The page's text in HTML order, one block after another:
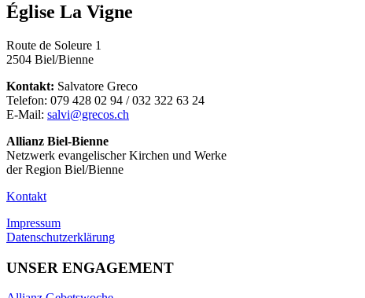
Église La Vigne
Route de Soleure 1
2504 Biel/Bienne
Kontakt: Salvatore Greco
Telefon: 079 428 02 94 / 032 322 63 24
E-Mail: salvi@grecos.ch
Allianz Biel-Bienne
Netzwerk evangelischer Kirchen und Werke
der Region Biel/Bienne
Kontakt
Impressum
Datenschutzerklärung
UNSER ENGAGEMENT